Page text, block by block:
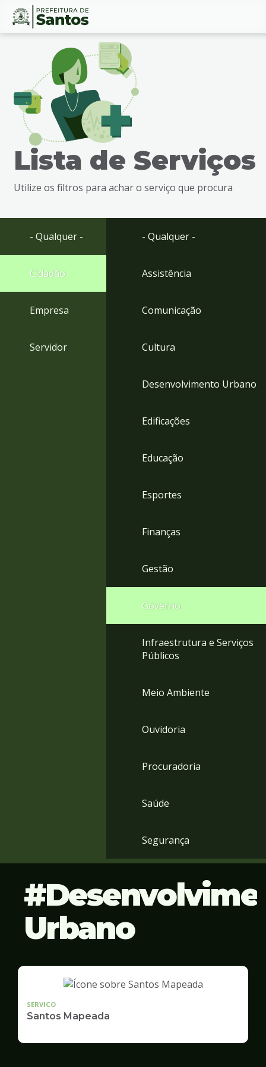
Ir
busca
Ir
rodapé
Conteúdo
Lista de Serviços
Utilize os filtros para achar o serviço que procura
- Qualquer -
Cidadão
Empresa
Servidor
- Qualquer -
Assistência
Comunicação
Cultura
Desenvolvimento Urbano
Edificações
Educação
Esportes
Finanças
Gestão
Governo
Infraestrutura e Serviços
Públicos
Meio Ambiente
Ouvidoria
Procuradoria
Saúde
Segurança
Urbano
SERVICO
Santos Mapeada